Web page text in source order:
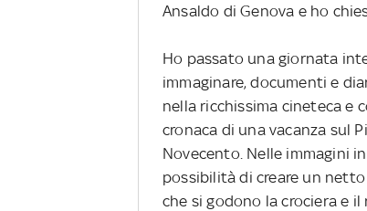
Ansaldo di Genova e ho
Ho passato una giornata
immaginare, documenti e
nella ricchissima cineteca e
cronaca di una vacanza sul
Novecento. Nelle immagini
possibilità di creare un
che si godono la crociera e